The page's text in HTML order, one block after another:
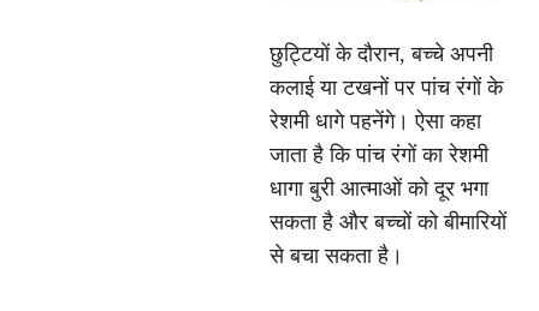
छुट्टियों के दौरान, बच्चे अपनी
कलाई या टखनों पर पांच रंगों के
रेशमी धागे पहनेंगे। ऐसा कहा
जाता है कि पांच रंगों का रेशमी
धागा बुरी आत्माओं को दूर भगा
सकता है और बच्चों को बीमारियों
से बचा सकता है।